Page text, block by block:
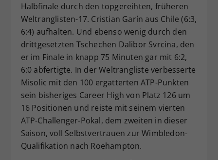
Halbfinale durch den topgereihten, früheren
Weltranglisten-17. Cristian Garín aus Chile (6:3,
6:4) aufhalten. Und ebenso wenig durch den
drittgesetzten Tschechen Dalibor Svrcina, den
er im Finale in knapp 75 Minuten gar mit 6:2,
6:0 abfertigte. In der Weltrangliste verbesserte
Misolic mit den 100 ergatterten ATP-Punkten
sein bisheriges Career High von Platz 126 um
16 Positionen und reiste mit seinem vierten
ATP-Challenger-Pokal, dem zweiten in dieser
Saison, voll Selbstvertrauen zur Wimbledon-
Qualifikation nach Roehampton.